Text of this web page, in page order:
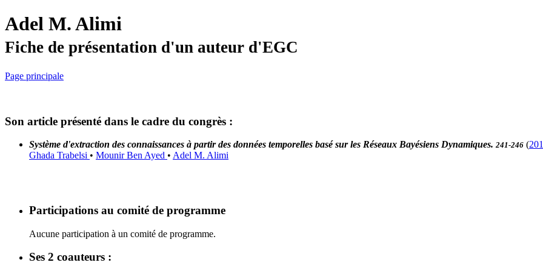
Adel M. Alimi
Fiche de présentation d'un auteur d'EGC
Page principale
Son article présenté dans le cadre du congrès :
Système d'extraction des connaissances à partir des données temporelles basé sur les Réseaux Bayésiens Dynamiques. 241-246 (
Ghada Trabelsi • Mounir Ben Ayed • Adel M. Alimi
Participations au comité de programme
Aucune participation à un comité de programme.
Ses 2 coauteurs :